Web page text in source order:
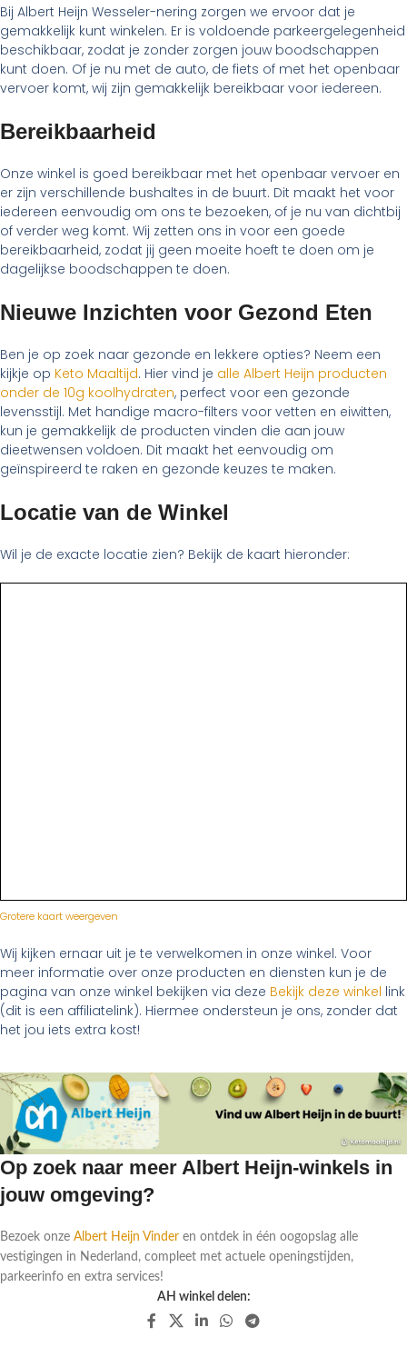
Bij Albert Heijn Wesseler-nering zorgen we ervoor dat je
gemakkelijk kunt winkelen. Er is voldoende parkeergelegenheid
beschikbaar, zodat je zonder zorgen jouw boodschappen
kunt doen. Of je nu met de auto, de fiets of met het openbaar
vervoer komt, wij zijn gemakkelijk bereikbaar voor iedereen.
Bereikbaarheid
Onze winkel is goed bereikbaar met het openbaar vervoer en
er zijn verschillende bushaltes in de buurt. Dit maakt het voor
iedereen eenvoudig om ons te bezoeken, of je nu van dichtbij
of verder weg komt. Wij zetten ons in voor een goede
bereikbaarheid, zodat jij geen moeite hoeft te doen om je
dagelijkse boodschappen te doen.
Nieuwe Inzichten voor Gezond Eten
Ben je op zoek naar gezonde en lekkere opties? Neem een
kijkje op Keto Maaltijd. Hier vind je alle Albert Heijn producten
onder de 10g koolhydraten, perfect voor een gezonde
levensstijl. Met handige macro-filters voor vetten en eiwitten,
kun je gemakkelijk de producten vinden die aan jouw
dieetwensen voldoen. Dit maakt het eenvoudig om
geïnspireerd te raken en gezonde keuzes te maken.
Locatie van de Winkel
Wil je de exacte locatie zien? Bekijk de kaart hieronder:
Grotere kaart weergeven
Wij kijken ernaar uit je te verwelkomen in onze winkel. Voor
meer informatie over onze producten en diensten kun je de
pagina van onze winkel bekijken via deze Bekijk deze winkel link
(dit is een affiliatelink). Hiermee ondersteun je ons, zonder dat
het jou iets extra kost!
Op zoek naar meer Albert Heijn-winkels in
jouw omgeving?
Bezoek onze Albert Heijn Vinder en ontdek in één oogopslag alle
vestigingen in Nederland, compleet met actuele openingstijden,
parkeerinfo en extra services!
AH winkel delen: